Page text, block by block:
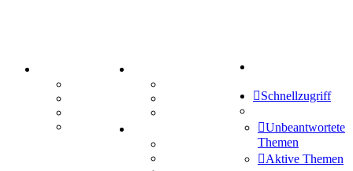
Mastodon
Treffenübersicht
Zitatesammlung
Schnellzugriff
Unbeantwortete
Themen
Aktive Themen